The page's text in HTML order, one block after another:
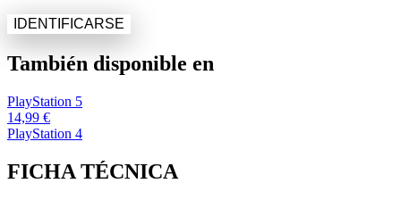
IDENTIFICARSE
También disponible en
PlayStation 5
14,99 €
PlayStation 4
FICHA TÉCNICA